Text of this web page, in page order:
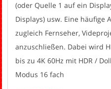
(oder Quelle 1 auf ein
Displays) usw. Eine häufige
zugleich Fernseher,
anzuschließen. Dabei wird
bis zu 4K 60Hz mit HDR /
Modus 16 fach